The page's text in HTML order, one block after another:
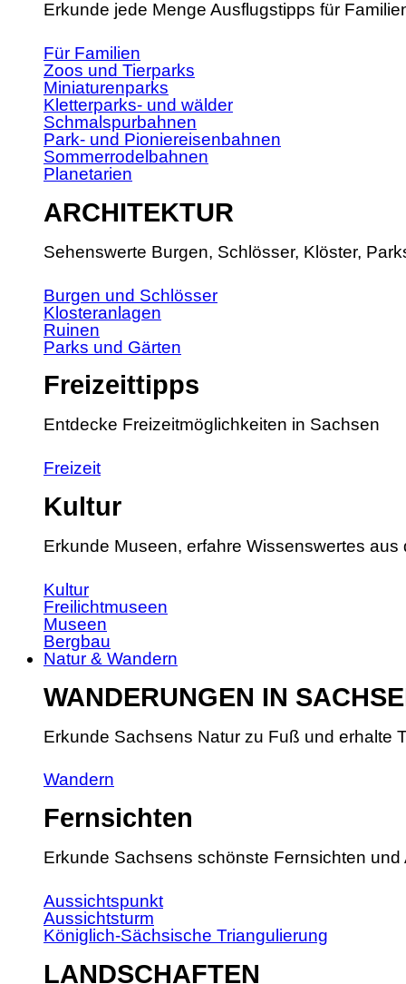
Erkunde jede Menge Ausflugstipps für
Für Familien
Zoos und Tierparks
Miniaturenparks
Kletterparks- und wälder
Schmalspurbahnen
Park- und Pioniereisenbahnen
Sommerrodelbahnen
Planetarien
ARCHITEKTUR
Sehenswerte Burgen, Schlösser, Klöster,
Burgen und Schlösser
Klosteranlagen
Ruinen
Parks und Gärten
Freizeittipps
Entdecke Freizeitmöglichkeiten in Sachsen
Freizeit
Kultur
Erkunde Museen, erfahre Wissenswertes
Kultur
Freilichtmuseen
Museen
Bergbau
Natur & Wandern
WANDERUNGEN IN
Erkunde Sachsens Natur zu Fuß und erhalte
Wandern
Fernsichten
Erkunde Sachsens schönste Fernsichten und
Aussichtspunkt
Aussichtsturm
Königlich-Sächsische Triangulierung
LANDSCHAFTEN